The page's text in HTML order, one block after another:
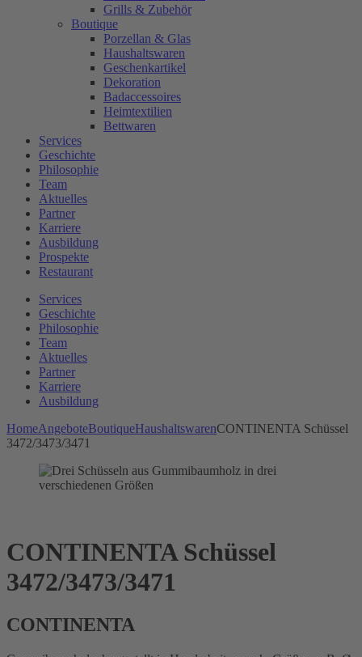
Grills & Zubehör
Boutique
Porzellan & Glas
Haushaltswaren
Geschenkartikel
Dekoration
Badaccessoires
Heimtextilien
Bettwaren
Services
Geschichte
Philosophie
Team
Aktuelles
Partner
Karriere
Ausbildung
Prospekte
Restaurant
Services
Geschichte
Philosophie
Team
Aktuelles
Partner
Karriere
Ausbildung
HomeAngeboteBoutiqueHaushaltswarenCONTINENTA Schüssel
3472/3473/3471
CONTINENTA Schüssel
3472/3473/3471
CONTINENTA